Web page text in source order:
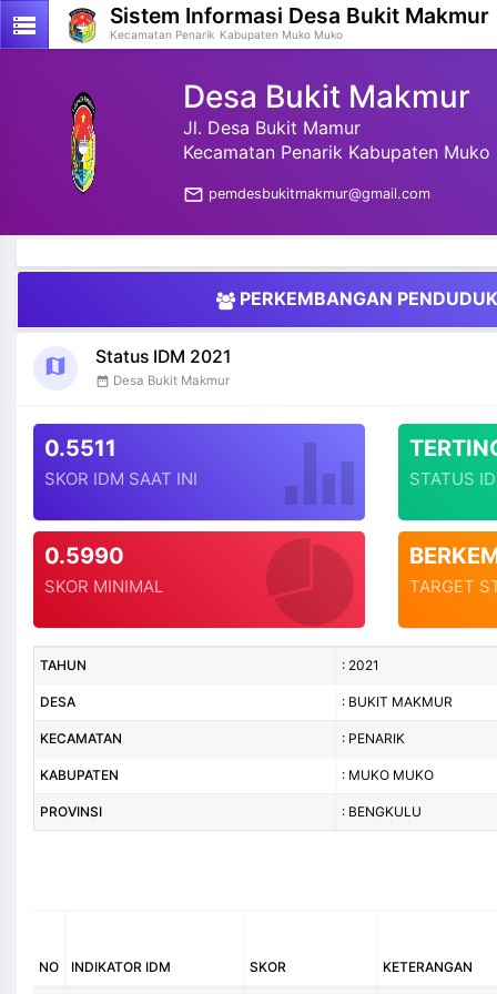
storage Sistem Informasi Desa Bukit Makmur
Kecamatan Penarik Kabupaten Muko Muko
Desa Bukit Makmur
Jl. Desa Bukit Mamur
Kecamatan Penarik Kabupaten
mail_outline pemdesbukitmakmur@gmail.com
PERKEMBANGAN PENDUDUK
map Status IDM 2021
date_range Desa Bukit Makmur
0.5511
SKOR IDM SAAT INI STATUS
0.5990
SKOR MINIMAL TARGET
TAHUN : 2021
DESA : BUKIT MAKMUR
KECAMATAN : PENARIK
KABUPATEN : MUKO MUKO
PROVINSI : BENGKULU
NO INDIKATOR IDM SKOR KETERANGAN